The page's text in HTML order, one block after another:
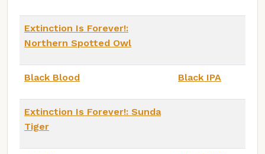
Extinction Is Forever!:
Northern Spotted Owl
Black Blood Black IPA
Extinction Is Forever!: Sunda
Tiger